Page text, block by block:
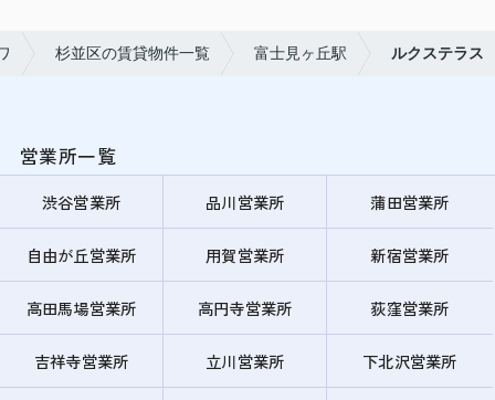
杉並区の賃貸物件一覧 富士見ヶ丘駅 ルクステラス
営業所一覧
渋谷営業所 品川営業所 蒲田営業所
自由が丘営業所 用賀営業所 新宿営業所
高田馬場営業所 高円寺営業所 荻窪営業所
吉祥寺営業所 立川営業所 下北沢営業所